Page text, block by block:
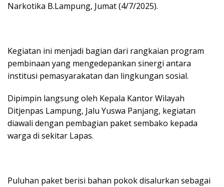
Narkotika B.Lampung, Jumat (4/7/2025).
Kegiatan ini menjadi bagian dari rangkaian program
pembinaan yang mengedepankan sinergi antara
institusi pemasyarakatan dan lingkungan sosial.
Dipimpin langsung oleh Kepala Kantor Wilayah
Ditjenpas Lampung, Jalu Yuswa Panjang, kegiatan
diawali dengan pembagian paket sembako kepada
warga di sekitar Lapas.
Puluhan paket berisi bahan pokok disalurkan sebagai